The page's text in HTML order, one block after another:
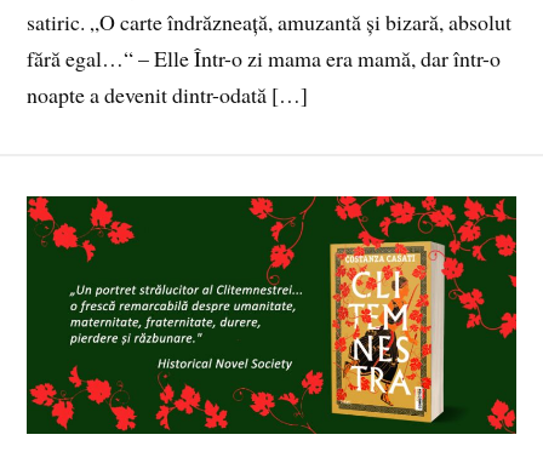
satiric. „O carte îndrăzneață, amuzantă și bizară, absolut
fără egal…“ – Elle Într-o zi mama era mamă, dar într-o
noapte a devenit dintr-odată […]